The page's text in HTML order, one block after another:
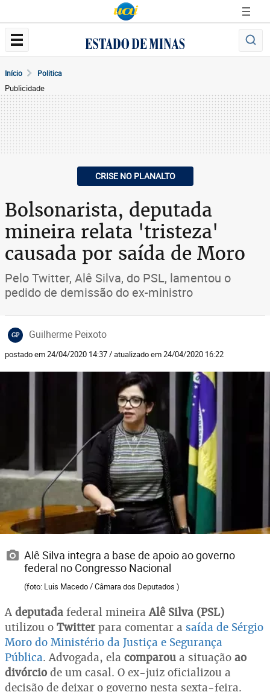
Início Politica
Publicidade
CRISE NO PLANALTO
Bolsonarista, deputada
mineira relata 'tristeza'
causada por saída de Moro
Pelo Twitter, Alê Silva, do PSL, lamentou o
pedido de demissão do ex-ministro
GP Guilherme Peixoto
postado em 24/04/2020 14:37 / atualizado em 24/04/2020 16:22
Alê Silva integra a base de apoio ao governo
federal no Congresso Nacional
(foto: Luis Macedo / Câmara dos Deputados )
A deputada federal mineiraAlê Silva (PSL)
utilizou o Twitter para comentar a saída de Sérgio
Moro do Ministério da Justiça e Segurança
Pública. Advogada, ela comparou a situação ao
divórcio de um casal. O ex-juiz oficializou a
decisão de deixar o governo nesta sexta-feira.